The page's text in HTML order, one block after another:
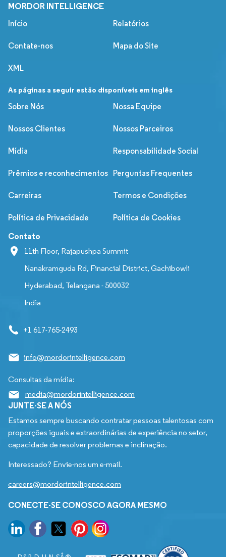
MORDOR INTELLIGENCE
Início Relatórios
Contate-nos Mapa do Site
XML
As páginas a seguir estão disponíveis em inglês
Sobre Nós
Nossa Equipe
Nossos Clientes Nossos Parceiros
Mídia Responsabilidade Social
Prêmios e reconhecimentos Perguntas Frequentes
Carreiras Termos e Condições
Política de Privacidade Política de Cookies
Contato
11th Floor, Rajapushpa Summit
Nanakramguda Rd, Financial District, Gachibowli
Hyderabad, Telangana - 500032
India
+1 617-765-2493
info@mordorintelligence.com
Consultas da mídia:
media@mordorintelligence.com
JUNTE-SE A NÓS
Estamos sempre buscando contratar pessoas talentosas com
proporções iguais e extraordinárias de experiência no setor,
capacidade de resolver problemas e inclinação.
Interessado? Envie-nos um e-mail.
careers@mordorintelligence.com
CONECTE-SE CONOSCO AGORA MESMO